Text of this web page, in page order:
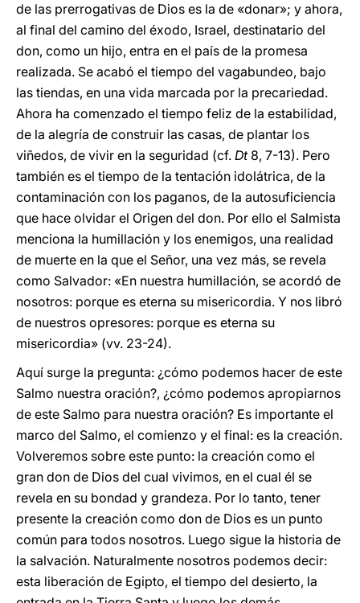
de las prerrogativas de Dios es la de «donar»; y ahora,
al final del camino del éxodo, Israel, destinatario del
don, como un hijo, entra en el país de la promesa
realizada. Se acabó el tiempo del vagabundeo, bajo
las tiendas, en una vida marcada por la precariedad.
Ahora ha comenzado el tiempo feliz de la estabilidad,
de la alegría de construir las casas, de plantar los
viñedos, de vivir en la seguridad (cf. Dt8, 7-13). Pero
también es el tiempo de la tentación idolátrica, de la
contaminación con los paganos, de la autosuficiencia
que hace olvidar el Origen del don. Por ello el Salmista
menciona la humillación y los enemigos, una realidad
de muerte en la que el Señor, una vez más, se revela
como Salvador: «En nuestra humillación, se acordó de
nosotros: porque es eterna su misericordia. Y nos libró
de nuestros opresores: porque es eterna su
misericordia» (vv. 23-24).
Aquí surge la pregunta: ¿cómo podemos hacer de este
Salmo nuestra oración?, ¿cómo podemos apropiarnos
de este Salmo para nuestra oración? Es importante el
marco del Salmo, el comienzo y el final: es la creación.
Volveremos sobre este punto: la creación como el
gran don de Dios del cual vivimos, en el cual él se
revela en su bondad y grandeza. Por lo tanto, tener
presente la creación como don de Dios es un punto
común para todos nosotros. Luego sigue la historia de
la salvación. Naturalmente nosotros podemos decir:
esta liberación de Egipto, el tiempo del desierto, la